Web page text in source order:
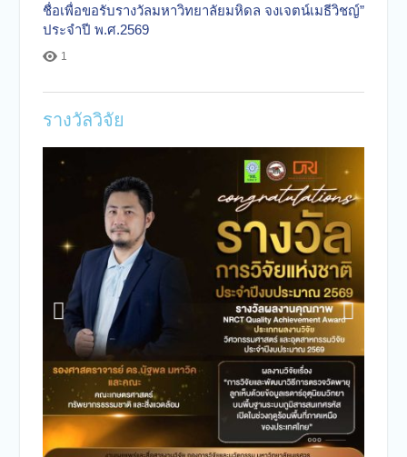
ชื่อเพื่อขอรับรางวัลมหาวิทยาลัยมหิดล จงเจตน์เมธีวิชญ์”
ประจำปี พ.ศ.2569
1
รางวัลวิจัย